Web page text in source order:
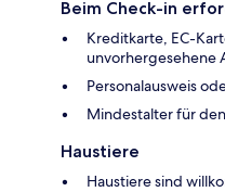
Beim Check-in
Kreditkarte, EC-
unvorhergesehene
Personalausweis
Mindestalter für
Haustiere
Haustiere sind